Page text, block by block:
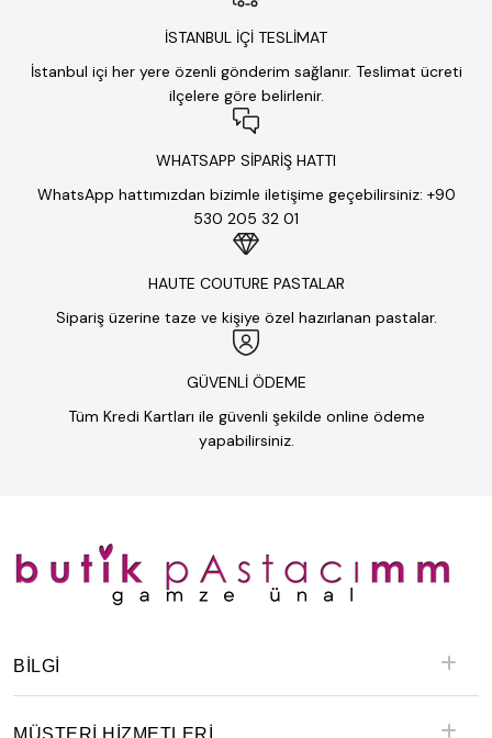
İSTANBUL İÇİ TESLİMAT
İstanbul içi her yere özenli gönderim sağlanır. Teslimat ücreti
ilçelere göre belirlenir.
WHATSAPP SİPARİŞ HATTI
WhatsApp hattımızdan bizimle iletişime geçebilirsiniz: +90
530 205 32 01
HAUTE COUTURE PASTALAR
Sipariş üzerine taze ve kişiye özel hazırlanan pastalar.
GÜVENLİ ÖDEME
Tüm Kredi Kartları ile güvenli şekilde online ödeme
yapabilirsiniz.
BILGI
MÜŞTERİ HİZMETLERİ